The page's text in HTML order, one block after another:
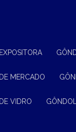
MERCADO
VIDRO